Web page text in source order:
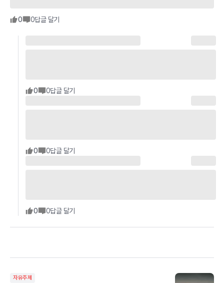
0 0답글 달기
0 0답글 달기
0 0답글 달기
0 0답글 달기
자유주제